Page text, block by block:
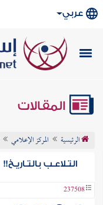
عربي
المقالات
الرئيسية المركز الإعلامي
التـلاعـب بالتـاريـخ!!
237508